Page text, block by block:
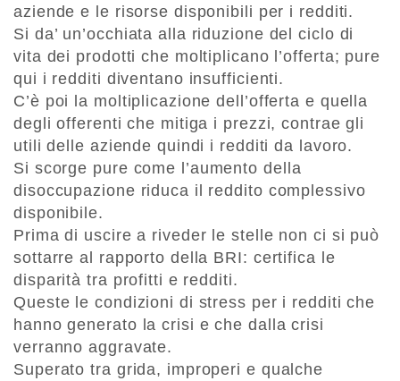
aziende e le risorse disponibili per i redditi.
Si da’ un’occhiata alla riduzione del ciclo di
vita dei prodotti che moltiplicano l’offerta; pure
qui i redditi diventano insufficienti.
C’è poi la moltiplicazione dell’offerta e quella
degli offerenti che mitiga i prezzi, contrae gli
utili delle aziende quindi i redditi da lavoro.
Si scorge pure come l’aumento della
disoccupazione riduca il reddito complessivo
disponibile.
Prima di uscire a riveder le stelle non ci si può
sottarre al rapporto della BRI: certifica le
disparità tra profitti e redditi.
Queste le condizioni di stress per i redditi che
hanno generato la crisi e che dalla crisi
verranno aggravate.
Superato tra grida, improperi e qualche